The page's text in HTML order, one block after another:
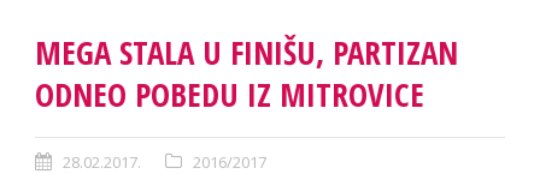
MEGA STALA U FINIŠU, PARTIZAN
ODNEO POBEDU IZ MITROVICE
28.02.2017. 2016/2017